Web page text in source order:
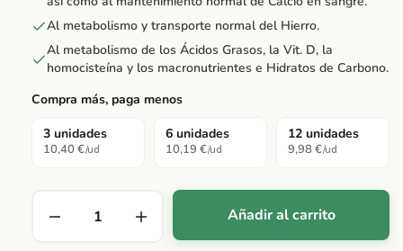
Al metabolismo y transporte normal del Hierro.
Al metabolismo de los Ácidos Grasos, la Vit. D, la
homocisteína y los macronutrientes e Hidratos de Carbono.
Compra más, paga menos
3 unidades
10,40 €/ud
6 unidades
10,19 €/ud
12 unidades
9,98 €/ud
Añadir al carrito